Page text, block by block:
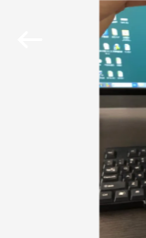
ΠΡΟΪΌΝΤΑ
ΠΕΡΊΠΟΥ